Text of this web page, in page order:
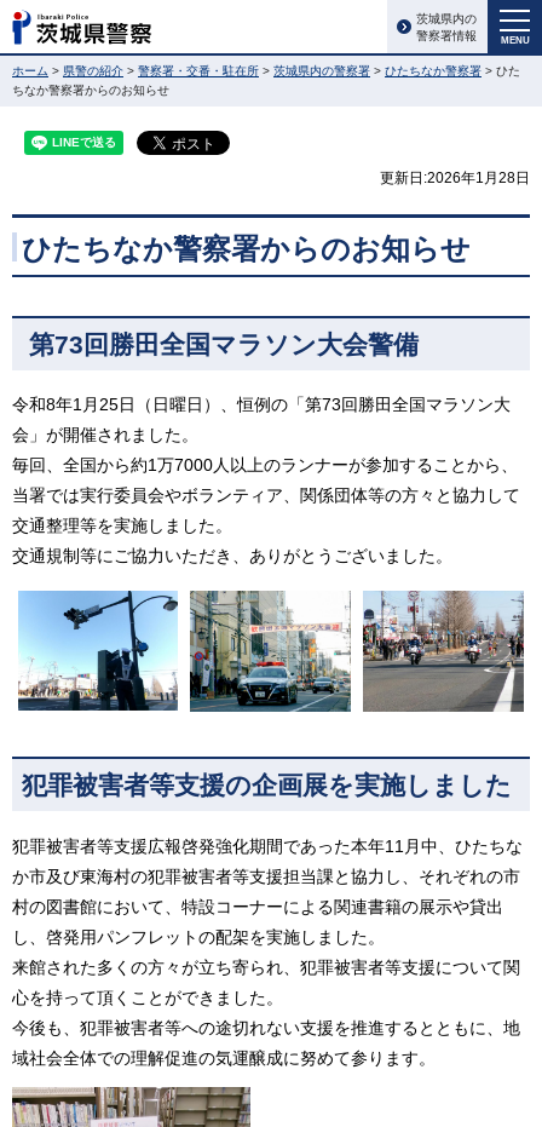
MENU
茨城県内の
警察署情報
ホーム > 県警の紹介 > 警察署・交番・駐在所 > 茨城県内の警察署 > ひたちなか警察署 > ひた
ちなか警察署からのお知らせ
更新日:2026年1月28日
ひたちなか警察署からのお知らせ
第73回勝田全国マラソン大会警備
令和8年1月25日（日曜日）、恒例の「第73回勝田全国マラソン大
会」が開催されました。
毎回、全国から約1万7000人以上のランナーが参加することから、
当署では実行委員会やボランティア、関係団体等の方々と協力して
交通整理等を実施しました。
交通規制等にご協力いただき、ありがとうございました。
犯罪被害者等支援の企画展を実施しました
犯罪被害者等支援広報啓発強化期間であった本年11月中、ひたちな
か市及び東海村の犯罪被害者等支援担当課と協力し、それぞれの市
村の図書館において、特設コーナーによる関連書籍の展示や貸出
し、啓発用パンフレットの配架を実施しました。
来館された多くの方々が立ち寄られ、犯罪被害者等支援について関
心を持って頂くことができました。
今後も、犯罪被害者等への途切れない支援を推進するとともに、地
域社会全体での理解促進の気運醸成に努めて参ります。